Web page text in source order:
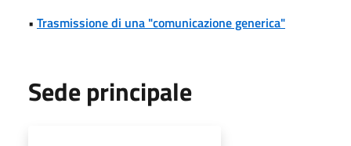
• Trasmissione di una "comunicazione generica"
Sede principale